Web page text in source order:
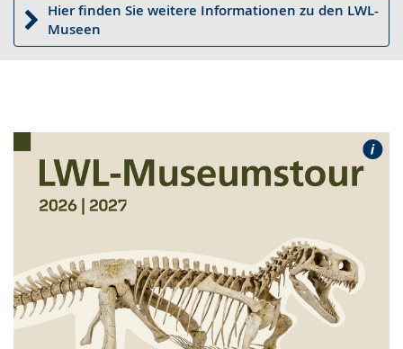
Hier finden Sie weitere Informationen zu den LWL-
Museen